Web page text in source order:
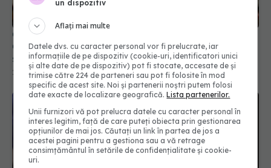
să fi existat o scurgere din laborator
27 ian 2025, 11:53
un dispozitiv
Aflați mai multe
Datele dvs. cu caracter personal vor fi prelucrate, iar
informațiile de pe dispozitiv (cookie-uri, identificatori unici
și alte date de pe dispozitiv) pot fi stocate, accesate de și
trimise către 224 de parteneri sau pot fi folosite în mod
specific de acest site. Noi și partenerii noștri putem folosi
date exacte de localizare geografică.Lista partenerilor.
Unii furnizori vă pot prelucra datele cu caracter personal în
interes legitim, față de care puteți obiecta prin gestionarea
opțiunilor de mai jos. Căutați un link în partea de jos a
acestei pagini pentru a gestiona sau a vă retrage
consimțământul în setările de confidențialitate și cookie-
uri.